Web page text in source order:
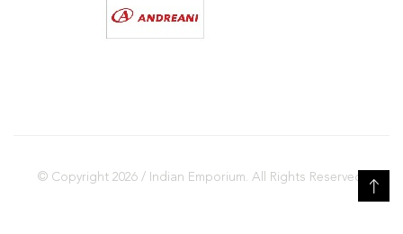
© Copyright 2026 / Indian Emporium. All Rights Reserved.